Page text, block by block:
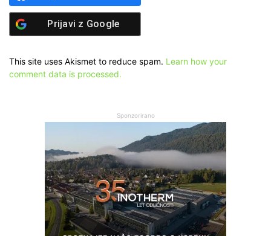
Prijavi z Google
This site uses Akismet to reduce spam. Learn how your
comment data is processed.
Sponzorirano